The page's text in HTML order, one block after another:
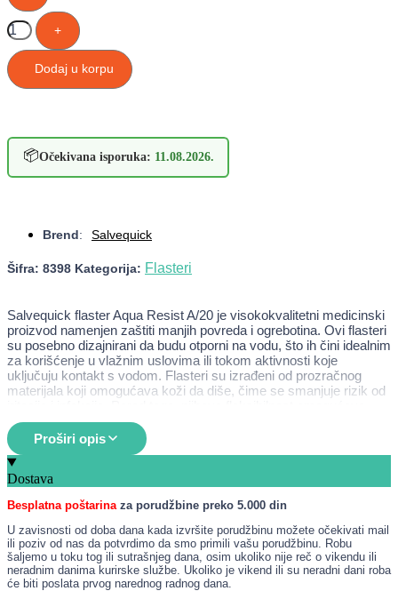
+
Dodaj u korpu
📦Očekivana isporuka: 11.08.2026.
Brend: Salvequick
Šifra: 8398 Kategorija: Flasteri
Salvequick flaster Aqua Resist A/20 je visokokvalitetni medicinski
proizvod namenjen zaštiti manjih povreda i ogrebotina. Ovi flasteri
su posebno dizajnirani da budu otporni na vodu, što ih čini idealnim
za korišćenje u vlažnim uslovima ili tokom aktivnosti koje
uključuju kontakt s vodom. Flasteri su izrađeni od prozračnog
materijala koji omogućava koži da diše, čime se smanjuje rizik od
lako prilagođavanje različitim delovima tela, čime se obezbeđuje
udobnost prilikom nošenja.
Namena
Idealni za korišćenje u vlažnim uslovima.
Prikladni za sportiste i aktivne osobe.
Održavanje suve i čiste površine rane.
Prevencija infekcija i iritacija.
Proširi opis
Dostava
Besplatna poštarina za porudžbine preko 5.000 din
U zavisnosti od doba dana kada izvršite porudžbinu možete očekivati mail
ili poziv od nas da potvrdimo da smo primili vašu porudžbinu. Robu
šaljemo u toku tog ili sutrašnjeg dana, osim ukoliko nije reč o vikendu ili
neradnim danima kurirske službe. Ukoliko je vikend ili su neradni dani roba
će biti poslata prvog narednog radnog dana.